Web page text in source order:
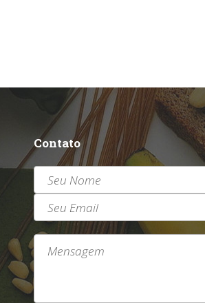
Contato